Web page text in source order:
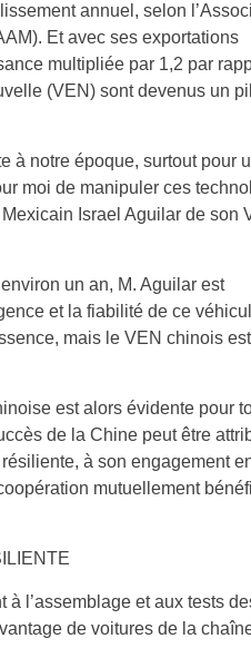
annuel, selon
Et avec ses exportations
multipliée par 1,2 par
(VEN) sont devenus un
à notre époque, surtout pour
moi de manipuler ces
Israel Aguilar de son
un an, M. Aguilar est
et la fiabilité de ce
mais le VEN chinois est
est alors évidente pour
de la Chine peut être
à son engagement
mutuellement
à l’assemblage et aux tests
de voitures de la